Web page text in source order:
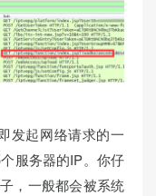
发起网络请求的一
服务器的IP。你仔
，一般都会被系统